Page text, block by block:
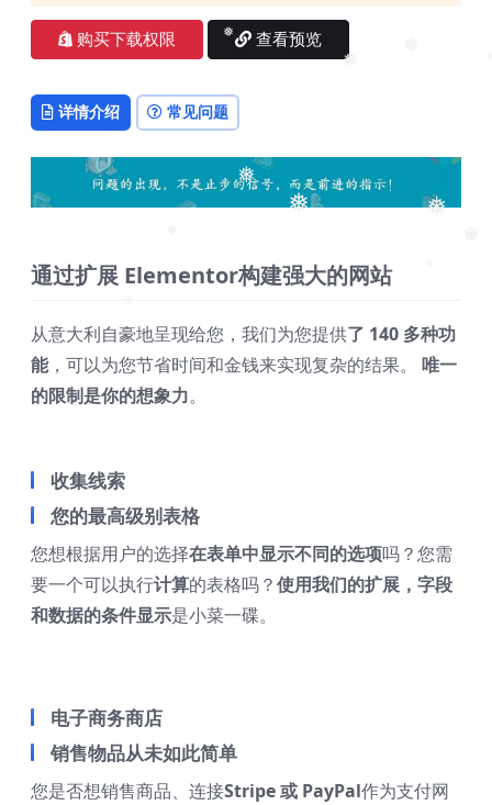
❅
❅
❅
❅
购买下载权限 查看预览
详情介绍 常见问题
通过扩展 Elementor构建强大的网站
从意大利自豪地呈现给您，我们为您提供了 140 多种功
能，可以为您节省时间和金钱来实现复杂的结果。 唯一
的限制是你的想象力。
收集线索
您的最高级别表格
您想根据用户的选择在表单中显示不同的选项吗？您需
要一个可以执行计算的表格吗？使用我们的扩展，字段
和数据的条件显示是小菜一碟。
电子商务商店
销售物品从未如此简单
您是否想销售商品、连接Stripe 或 PayPal作为支付网